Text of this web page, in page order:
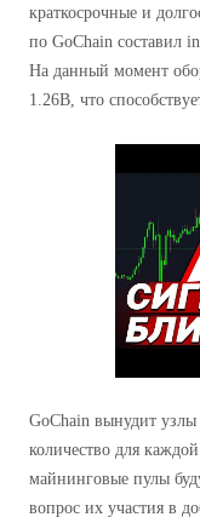
краткосрочные и
по GoChain составил
На данный момент
1.26B, что
GoChain вынудит узлы
количество для
майнинговые пулы
вопрос их участия в